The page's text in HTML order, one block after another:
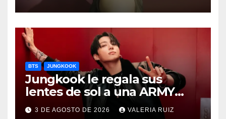
BTS JUNGKOOK
Jungkook le regala sus
lentes de sol a una ARMY
durante concierto de BTS
3 DE AGOSTO DE 2026 VALERIA RUIZ